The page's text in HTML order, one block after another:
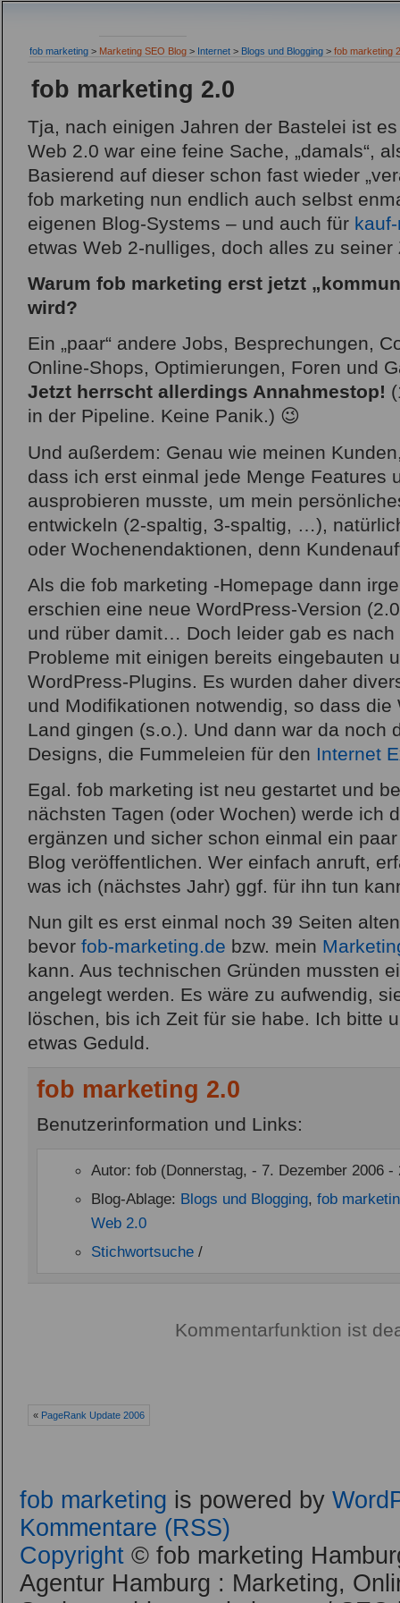
fob marketing > Marketing SEO Blog > Internet > Blogs und Blogging > fob marketing
fob marketing 2.0
Tja, nach einigen Jahren der Bastelei ist
Web 2.0 war eine feine Sache, „damals“,
Basierend auf dieser schon fast wieder
fob marketing nun endlich auch selbst
eigenen Blog-Systems – und auch für
etwas Web 2-nulliges, doch alles zu
Warum fob marketing erst jetzt
wird?
Ein „paar“ andere Jobs, Besprechungen,
Online-Shops, Optimierungen, Foren und
Jetzt herrscht allerdings Annahmestop!
in der Pipeline. Keine Panik.) 😉
Und außerdem: Genau wie meinen
dass ich erst einmal jede Menge Features
ausprobieren musste, um mein
entwickeln (2-spaltig, 3-spaltig, …),
oder Wochenendaktionen, denn
Als die fob marketing -Homepage dann
erschien eine neue WordPress-Version
und rüber damit… Doch leider gab es nach
Probleme mit einigen bereits eingebauten
WordPress-Plugins. Es wurden daher
und Modifikationen notwendig, so dass
Land gingen (s.o.). Und dann war da noch
Designs, die Fummeleien für den Internet
Egal. fob marketing ist neu gestartet und
nächsten Tagen (oder Wochen) werde ich
ergänzen und sicher schon einmal ein
Blog veröffentlichen. Wer einfach anruft,
was ich (nächstes Jahr) ggf. für ihn tun
Nun gilt es erst einmal noch 39 Seiten
bevor fob-marketing.de bzw. mein
kann. Aus technischen Gründen mussten
angelegt werden. Es wäre zu aufwendig,
löschen, bis ich Zeit für sie habe. Ich bitte
etwas Geduld.
fob marketing 2.0
Benutzerinformation und Links:
Autor: fob (Donnerstag, - 7. Dezember 2006 -
Blog-Ablage: Blogs und Blogging, fob
Web 2.0
Stichwortsuche /
Kommentarfunktion ist
« PageRank Update 2006
fob marketing is powered by
Kommentare (RSS)
Copyright © fob marketing
Agentur Hamburg : Marketing,